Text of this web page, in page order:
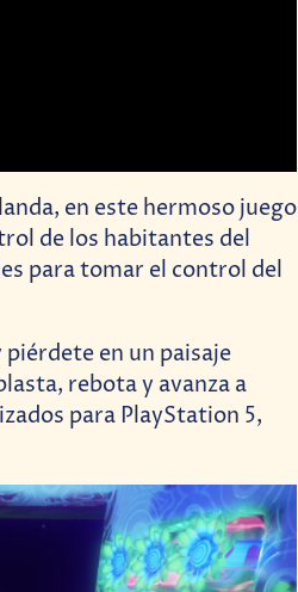
en este hermoso juego
de los habitantes del
para tomar el control del
en un paisaje
rebota y avanza a
para PlayStation 5,